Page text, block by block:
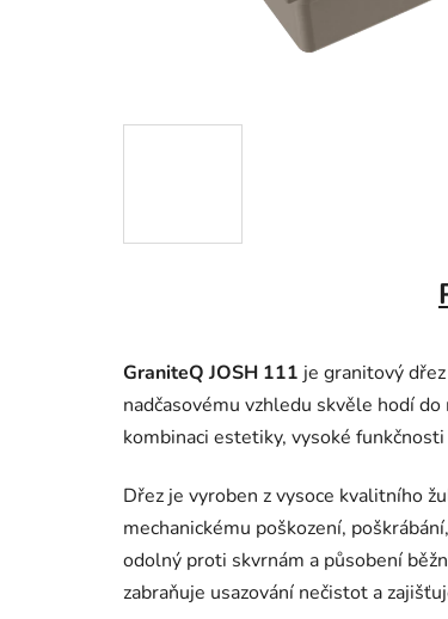
GraniteQ JOSH 111 je granitový
nadčasovému vzhledu skvěle hodí
kombinaci estetiky, vysoké
Dřez je vyroben z vysoce kvalitního
mechanickému poškození,
odolný proti skvrnám a působení
zabraňuje usazování nečistot a